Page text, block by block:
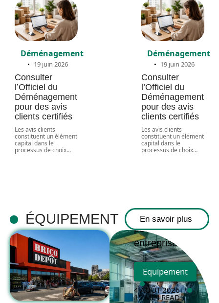
Déménagement
19 juin 2026
Consulter
l’Officiel du
Déménagement
pour des avis
clients certifiés
Les avis clients
constituent un élément
capital dans le
processus de choix…
Déménagement
19 juin 2026
Consulter
l’Officiel du
Déménagement
pour des avis
clients certifiés
Les avis clients
constituent un élément
capital dans le
processus de choix…
ÉQUIPEMENT En savoir plus
Comment
électrique
pour votre
entreprise
Equipement
4 AOÛT 2026
15 MIN READ